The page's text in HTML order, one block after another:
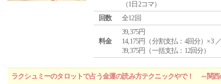
（1日2コマ）
回数
全12回
料金
39,375円
14,175円（分割支払：4回分）×3
39,375円（一括支払：12回分）
ラクシュミーのタロットで占う金運の読み方テクニックやで！ ～関